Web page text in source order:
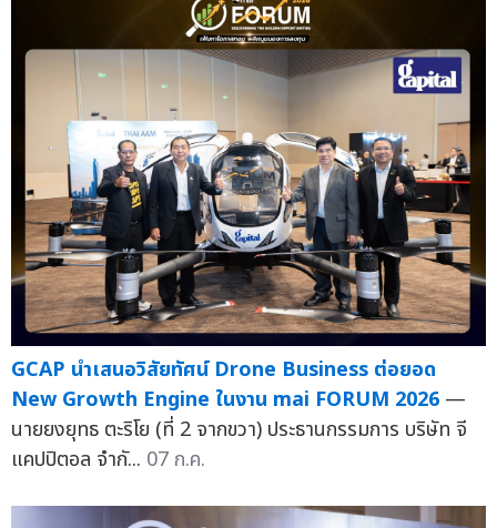
GCAP นำเสนอวิสัยทัศน์ Drone Business ต่อยอด
New Growth Engine ในงาน mai FORUM 2026 —
นายยงยุทธ ตะริโย (ที่ 2 จากขวา) ประธานกรรมการ บริษัท จี
แคปปิตอล จำกั... 07 ก.ค.